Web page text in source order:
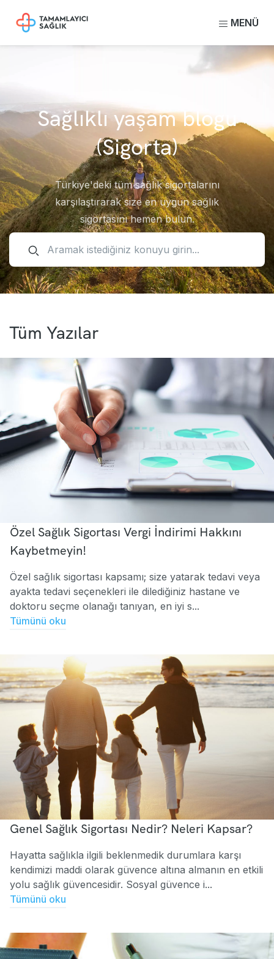
MENÜ
Sağlıklı yaşam blogu
(Sigorta)
Türkiye'deki tüm sağlık sigortalarını
karşılaştırarak size en uygun sağlık
sigortasını hemen bulun.
Tüm Yazılar
Özel Sağlık Sigortası Vergi İndirimi Hakkını
Kaybetmeyin!
Özel sağlık sigortası kapsamı; size yatarak tedavi veya
ayakta tedavi seçenekleri ile dilediğiniz hastane ve
doktoru seçme olanağı tanıyan, en iyi s...
Tümünü oku
Genel Sağlık Sigortası Nedir? Neleri Kapsar?
Hayatta sağlıkla ilgili beklenmedik durumlara karşı
kendimizi maddi olarak güvence altına almanın en etkili
yolu sağlık güvencesidir. Sosyal güvence i...
Tümünü oku